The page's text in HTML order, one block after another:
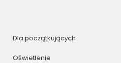
Dla początkujących
Oświetlenie